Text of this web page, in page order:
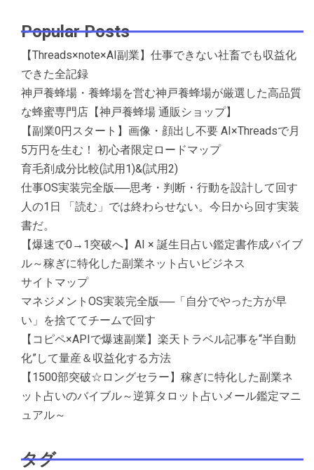
Popular Posts
【Threads×note×AI副業】仕事できない社畜でも収益化
できた全記録
神戸養蜂場・養蜂場を営む神戸養蜂場が厳選した高品質
な蜂蜜専門店【神戸養蜂場 通販ショップ】
【副業0円スタート】画像・顔出し不要 AI×Threadsで月
5万円を生む！ 初心者限定ロードマップ
育毛剤成分比較(試用1)&(試用2)
仕事OS実装完全版──思考・判断・行動を設計して回す
人の1日 「読む」では終わらせない。今日から回す実装
書だ。
【爆速で0→1突破へ】AI × 誕生日占い鑑定書作成バイブ
ル～稼ぎに特化した副業ネット占いビジネス
サイトマップ
マネジメントOS実装完全版──「自分でやった方が早
い」を捨ててチームで回す
【コピペ×APIで爆速副業】楽天トラベル記事を“半自動
化”して量産＆収益化する方法
【1500部突破☆ロングセラー】稼ぎに特化した副業ネ
ット占いのバイブル～逆算タロット占いメール鑑定マニ
ュアル～
タグ